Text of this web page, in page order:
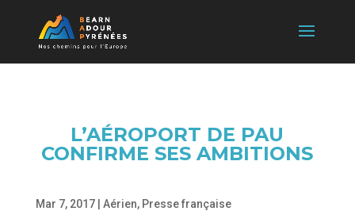
L’AÉROPORT DE PAU
CONFIRME SES AMBITIONS
Mar 7, 2017| Aérien, Presse française